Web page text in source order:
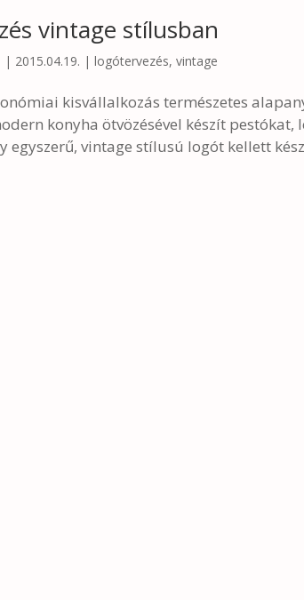
vintage stílusban
| 2015.04.19. |logótervezés,vintage
kisvállalkozás természetes
konyha ötvözésével készít
egyszerű, vintage stílusú logót kellett